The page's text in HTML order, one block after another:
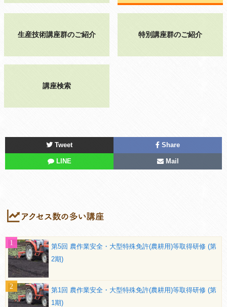
生産技術講座群のご紹介 特別講座群のご紹介
講座検索
Tweet Share
LINE Mail
第5回 農作業安全・大型特殊免許(農耕用)等取得研修 (第
2期)
第1回 農作業安全・大型特殊免許(農耕用)等取得研修 (第
1期)